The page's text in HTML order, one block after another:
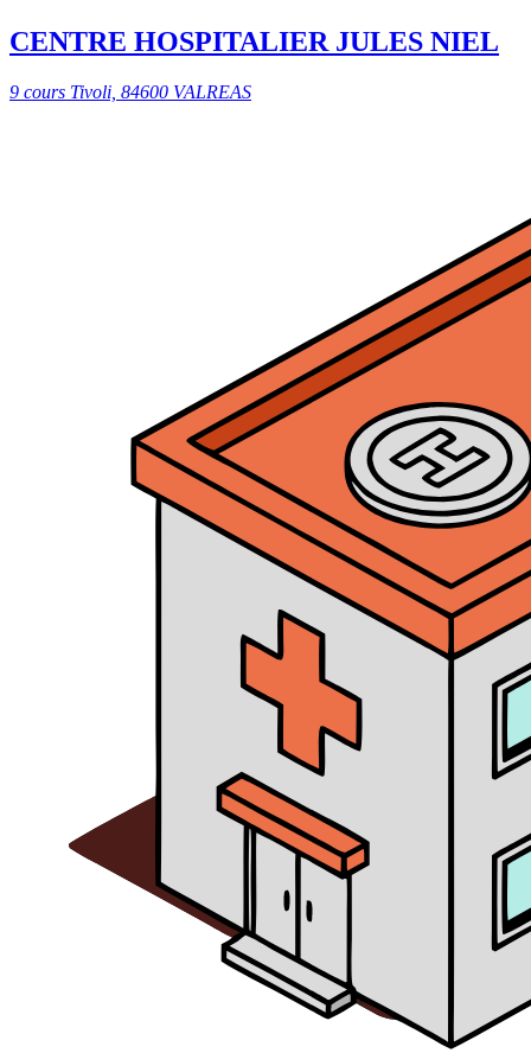
CENTRE HOSPITALIER JULES NIEL
9 cours Tivoli, 84600 VALREAS